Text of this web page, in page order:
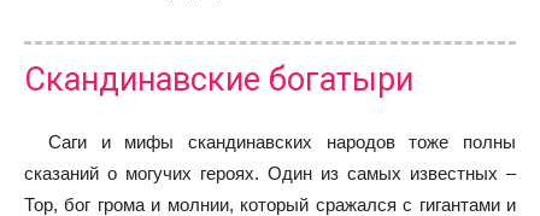
Скандинавские богатыри
Саги и мифы скандинавских народов тоже полны
сказаний о могучих героях. Один из самых известных –
Тор, бог грома и молнии, который сражался с гигантами и